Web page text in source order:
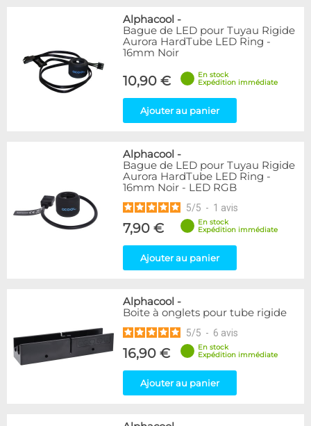
Alphacool -
Bague de LED pour Tuyau Rigide
Aurora HardTube LED Ring -
16mm Noir
10,90 €
En stock
Expédition immédiate
Ajouter au panier
Alphacool -
Bague de LED pour Tuyau Rigide
Aurora HardTube LED Ring -
16mm Noir - LED RGB
5/5 - 1 avis
7,90 €
En stock
Expédition immédiate
Ajouter au panier
Alphacool -
Boite à onglets pour tube rigide
5/5 - 6 avis
16,90 €
En stock
Expédition immédiate
Ajouter au panier